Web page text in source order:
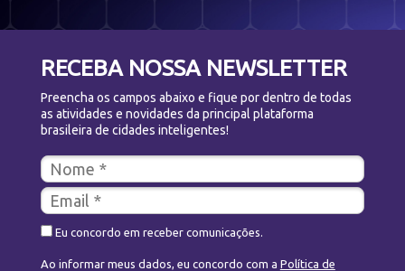
RECEBA NOSSA NEWSLETTER
Preencha os campos abaixo e fique por dentro de todas
as atividades e novidades da principal plataforma
brasileira de cidades inteligentes!
Eu concordo em receber comunicações.
Ao informar meus dados, eu concordo com a Política de